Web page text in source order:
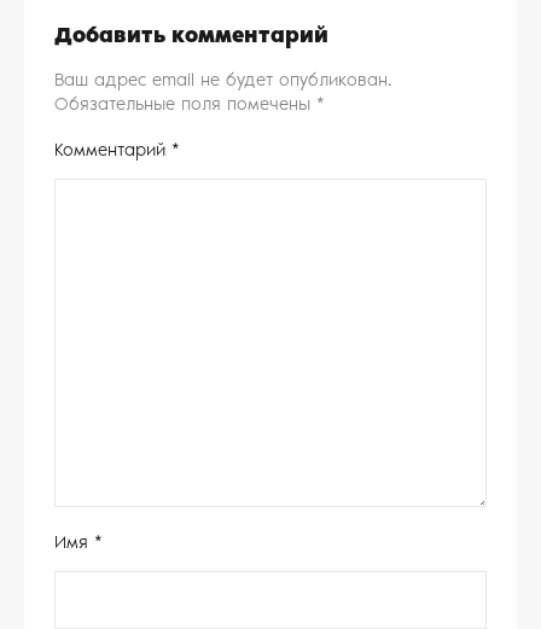
Добавить комментарий
Ваш адрес email не будет опубликован.
Обязательные поля помечены *
Комментарий *
Имя *